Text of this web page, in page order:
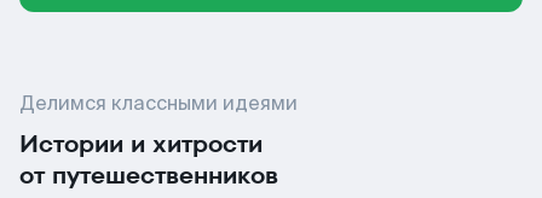
Делимся классными идеями
Истории и хитрости
от путешественников